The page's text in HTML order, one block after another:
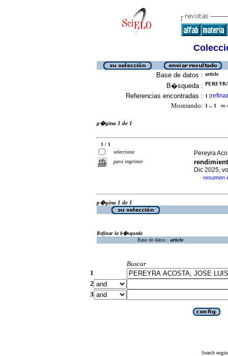
Base de datos : article
B�squeda :
Referencias encontradas : 1 [refinar
Mostrando: 1 .. 1 en
p�gina 1 de 1
1 / 1
selecciona
para imprimir
Pereyra
Dic 2025,
· resumen
p�gina 1 de 1
Refinar la b�squeda
Base de datos : article
Buscar
1
2
3
Search